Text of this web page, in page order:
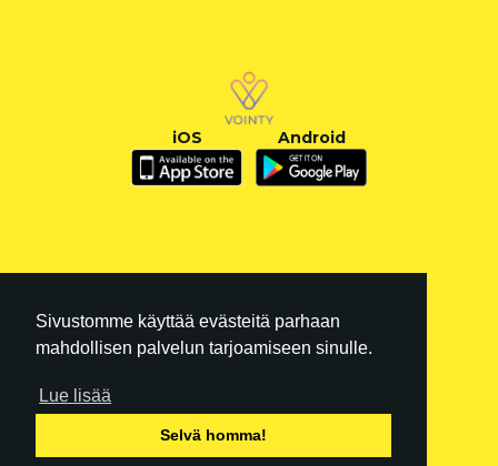
Sivustomme käyttää evästeitä parhaan
mahdollisen palvelun tarjoamiseen sinulle.
Lue lisää
Selvä homma!
iOS Android